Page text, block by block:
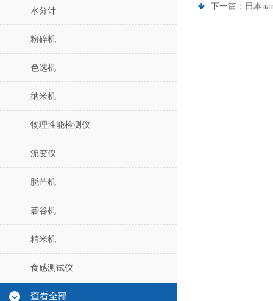
水分计
粉碎机
色选机
纳米机
物理性能检测仪
流变仪
脱芒机
砻谷机
精米机
食感测试仪
查看全部
下一篇： 日本